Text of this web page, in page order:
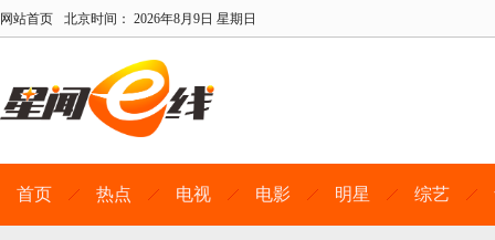
网站首页 北京时间： 2026年8月9日 星期日
首页 热点 电视 电影 明星 综艺